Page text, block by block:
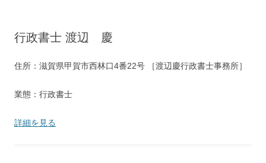
行政書士 渡辺 慶
住所：滋賀県甲賀市西林口4番22号 ［渡辺慶行政書士事務所］
業態：行政書士
詳細を見る